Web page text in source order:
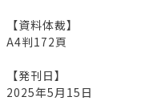
【資料体裁】
A4判172頁
【発刊日】
2025年5月15日